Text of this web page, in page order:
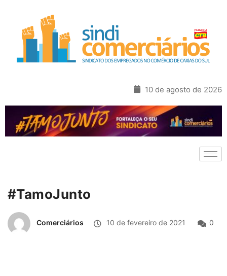
10 de agosto de 2026
#TamoJunto
Comerciários 10 de fevereiro de 2021 0